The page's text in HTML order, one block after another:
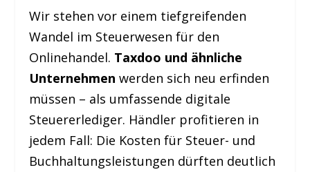
Wir stehen vor einem tiefgreifenden
Wandel im Steuerwesen für den
Onlinehandel. Taxdoo und ähnliche
Unternehmen werden sich neu erfinden
müssen – als umfassende digitale
Steuererlediger. Händler profitieren in
jedem Fall: Die Kosten für Steuer- und
Buchhaltungsleistungen dürften deutlich